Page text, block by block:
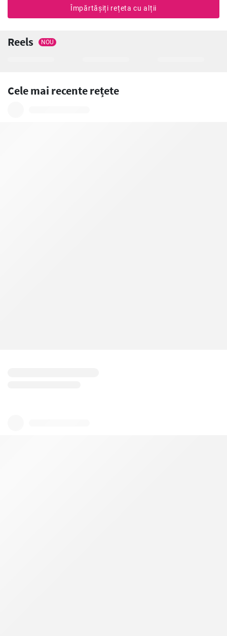
Împărtășiți rețeta cu alții
Reels NOU
Cele mai recente rețete